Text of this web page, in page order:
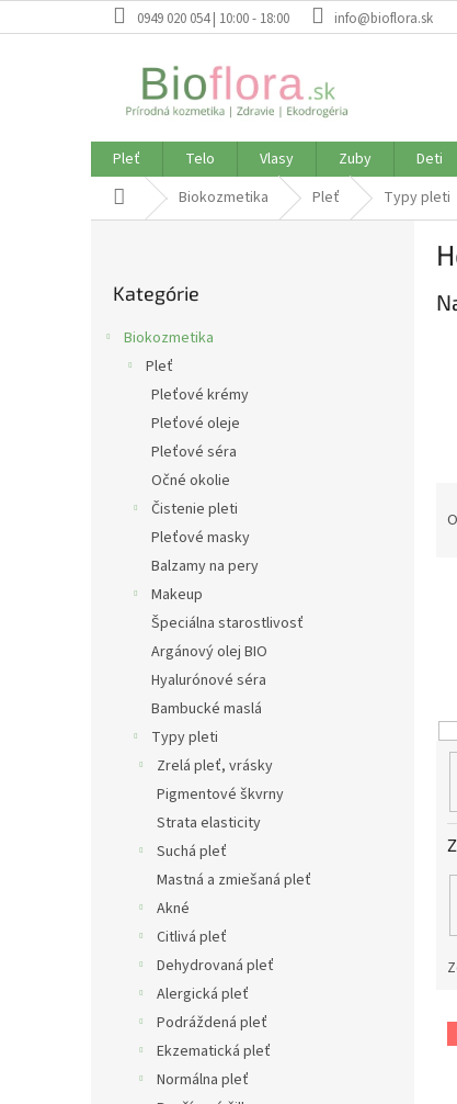
na
0949 020 054 | 10:00 - 18:00 info@bioflora.sk
Pleť Telo Vlasy Zuby Deti
DomovBiokozmetika Pleť Typy pleti
kategórie
Kategórie
Biokozmetika
Pleť
Pleťové krémy
Pleťové oleje
Pleťové séra
Očné okolie
Čistenie pleti
Pleťové masky
Balzamy na pery
Makeup
Špeciálna starostlivosť
Argánový olej BIO
Hyalurónové séra
Bambucké maslá
Typy pleti
Zrelá pleť, vrásky
Pigmentové škvrny
Strata elasticity
Suchá pleť
Mastná a zmiešaná pleť
Akné
Citlivá pleť
Dehydrovaná pleť
Alergická pleť
Podráždená pleť
Ekzematická pleť
Normálna pleť
d
V